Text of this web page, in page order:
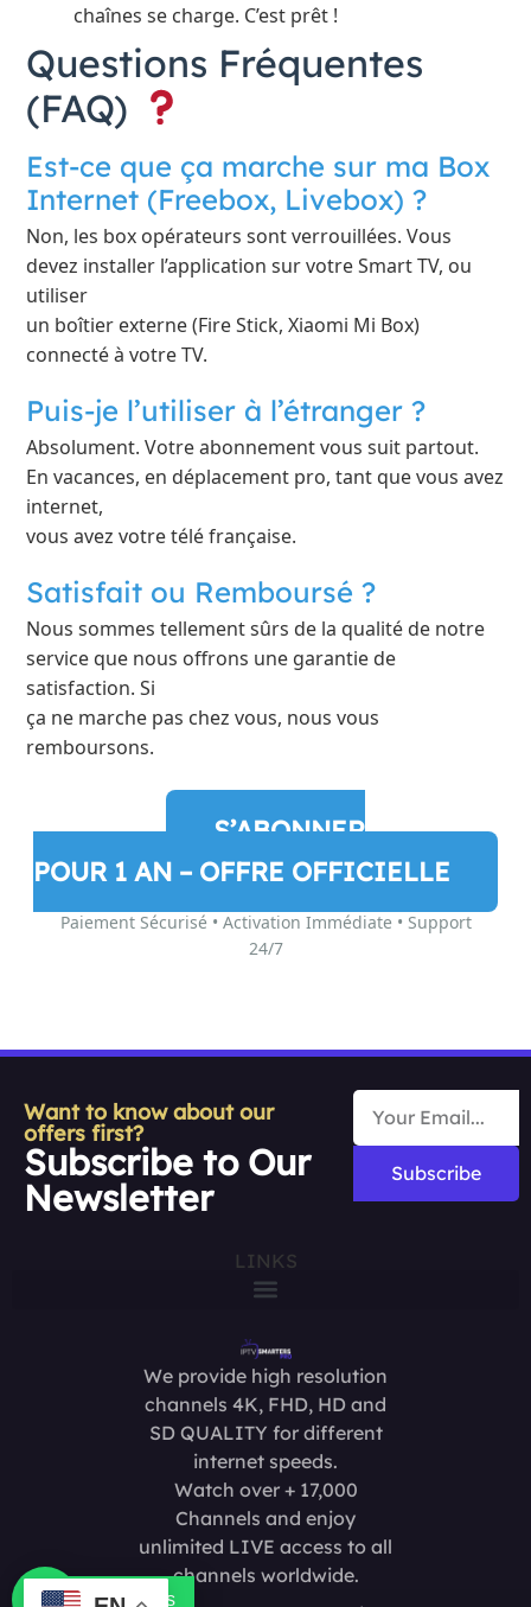
chaînes se charge. C’est prêt !
Questions Fréquentes
(FAQ)
Est-ce que ça marche sur ma Box
Internet (Freebox, Livebox) ?
Non, les box opérateurs sont verrouillées. Vous
devez installer l’application sur votre Smart TV, ou
utiliser
un boîtier externe (Fire Stick, Xiaomi Mi Box)
connecté à votre TV.
Puis-je l’utiliser à l’étranger ?
Absolument. Votre abonnement vous suit partout.
En vacances, en déplacement pro, tant que vous avez
internet,
vous avez votre télé française.
Satisfait ou Remboursé ?
Nous sommes tellement sûrs de la qualité de notre
service que nous offrons une garantie de
satisfaction. Si
ça ne marche pas chez vous, nous vous
remboursons.
S’ABONNER
POUR 1 AN – OFFRE OFFICIELLE
Paiement Sécurisé • Activation Immédiate • Support
24/7
Want to know about our
offers first?
Subscribe to Our
Newsletter
Subscribe
LINKS
We provide high resolution
channels 4K, FHD, HD and
SD QUALITY for different
internet speeds.
Watch over + 17,000
Channels and enjoy
unlimited LIVE access to all
channels worldwide.
Contact us